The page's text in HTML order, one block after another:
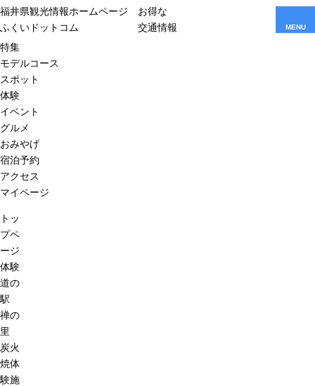
福井県観光情報ホームページ
ふくいドットコム
お得な
交通情報
MENU
特集
モデルコース
スポット
体験
イベント
グルメ
おみやげ
宿泊予約
アクセス
マイページ
トッ
プペ
ージ
体験
道の
駅
禅の
里
炭火
焼体
験施